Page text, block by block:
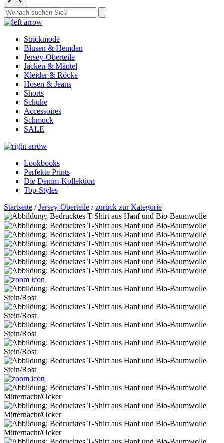
Strickmode
Blusen & Hemden
Jersey-Oberteile
Jacken & Mäntel
Kleider & Röcke
Hosen & Jeans
Shorts
Schuhe
Accessoires
Schmuck
SALE
Lookbooks
Perfekte Prints
Die Denim-Kollektion
Top-Styles
Startseite /Jersey-Oberteile /zurück zur Kategorie